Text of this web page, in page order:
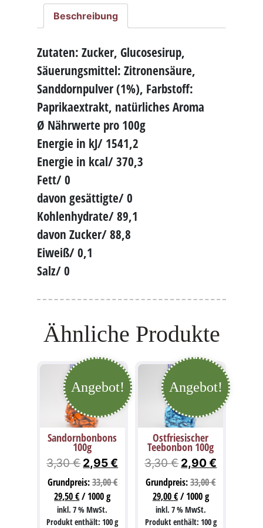
Beschreibung
Zutaten: Zucker, Glucosesirup,
Säuerungsmittel: Zitronensäure,
Sanddornpulver (1%), Farbstoff:
Paprikaextrakt, natürliches Aroma
Ø Nährwerte pro 100g
Energie in kJ/ 1541,2
Energie in kcal/ 370,3
Fett/ 0
davon gesättigte/ 0
Kohlenhydrate/ 89,1
davon Zucker/ 88,8
Eiweiß/ 0,1
Salz/ 0
Ähnliche Produkte
Angebot!
Sandornbonbons
100g
3,30€ Ursprünglicher
Preis
war:
3,30 €
2,95€ Aktueller
Grundpreis:33,00€
29,50€/1000g
inkl. 7 % MwSt.
Produkt enthält: 100g
Angebot!
Ostfriesischer
Teebonbon 100g
3,30€ Ursprünglicher
Preis
war:
3,30 €
2,90€
Grundpreis:33,00€
29,00€/1000g
inkl. 7 % MwSt.
Produkt enthält: 100g